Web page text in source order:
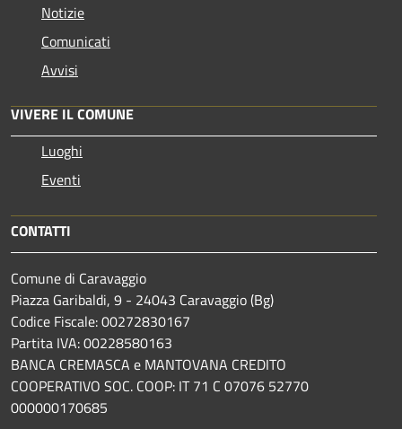
Notizie
Comunicati
Avvisi
VIVERE IL COMUNE
Luoghi
Eventi
CONTATTI
Comune di Caravaggio
Piazza Garibaldi, 9 - 24043 Caravaggio (Bg)
Codice Fiscale: 00272830167
Partita IVA: 00228580163
BANCA CREMASCA e MANTOVANA CREDITO
COOPERATIVO SOC. COOP: IT 71 C 07076 52770
000000170685